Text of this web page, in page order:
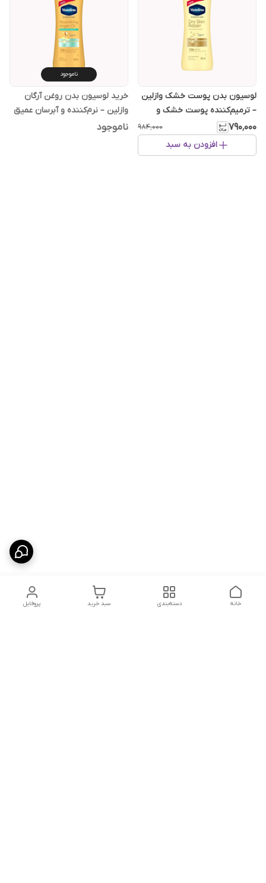
لوسیون بدن پوست خشک وازلین
– ترمیم‌کننده پوست خشک و
آسیب‌دیده
۷۹۰٬۰۰۰ ۹۸۴٬۰۰۰
افزودن به سبد
ناموجود
خرید لوسیون بدن روغن آرگان
وازلین – نرم‌کننده و آبرسان عمیق
بعد از حمام
ناموجود
پروفایل سبد خرید دسته‌بندی خانه